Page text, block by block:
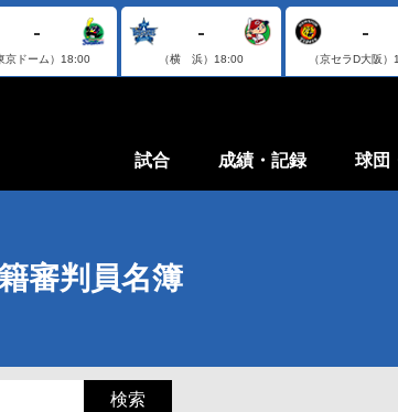
-
京ドーム） 18:00
-
（横 浜） 18:00
-
（京セラD大阪）
試合 成績・記録 球団
審判員名簿